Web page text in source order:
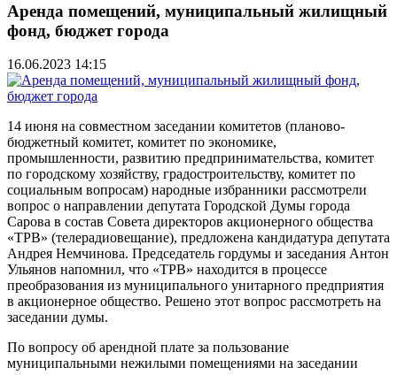
Аренда помещений, муниципальный жилищный
фонд, бюджет города
16.06.2023 14:15
14 июня на совместном заседании комитетов (планово-
бюджетный комитет, комитет по экономике,
промышленности, развитию предпринимательства, комитет
по городскому хозяйству, градостроительству, комитет по
социальным вопросам) народные избранники рассмотрели
вопрос о направлении депутата Городской Думы города
Сарова в состав Совета директоров акционерного общества
«ТРВ» (телерадиовещание), предложена кандидатура депутата
Андрея Немчинова. Председатель гордумы и заседания Антон
Ульянов напомнил, что «ТРВ» находится в процессе
преобразования из муниципального унитарного предприятия
в акционерное общество. Решено этот вопрос рассмотреть на
заседании думы.
По вопросу об арендной плате за пользование
муниципальными нежилыми помещениями на заседании